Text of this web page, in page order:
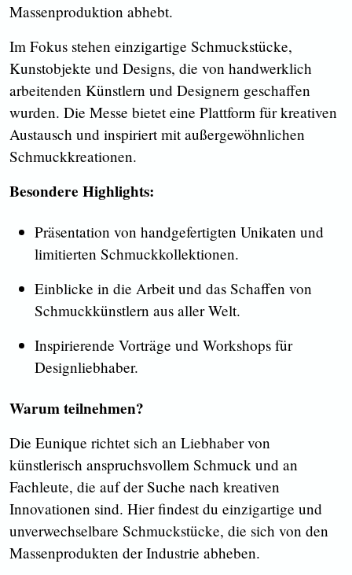
Massenproduktion abhebt.
Im Fokus stehen einzigartige Schmuckstücke,
Kunstobjekte und Designs, die von handwerklich
arbeitenden Künstlern und Designern geschaffen
wurden. Die Messe bietet eine Plattform für kreativen
Austausch und inspiriert mit außergewöhnlichen
Schmuckkreationen.
Besondere Highlights:
Präsentation von handgefertigten Unikaten und
limitierten Schmuckkollektionen.
Einblicke in die Arbeit und das Schaffen von
Schmuckkünstlern aus aller Welt.
Inspirierende Vorträge und Workshops für
Designliebhaber.
Warum teilnehmen?
Die Eunique richtet sich an Liebhaber von
künstlerisch anspruchsvollem Schmuck und an
Fachleute, die auf der Suche nach kreativen
Innovationen sind. Hier findest du einzigartige und
unverwechselbare Schmuckstücke, die sich von den
Massenprodukten der Industrie abheben.